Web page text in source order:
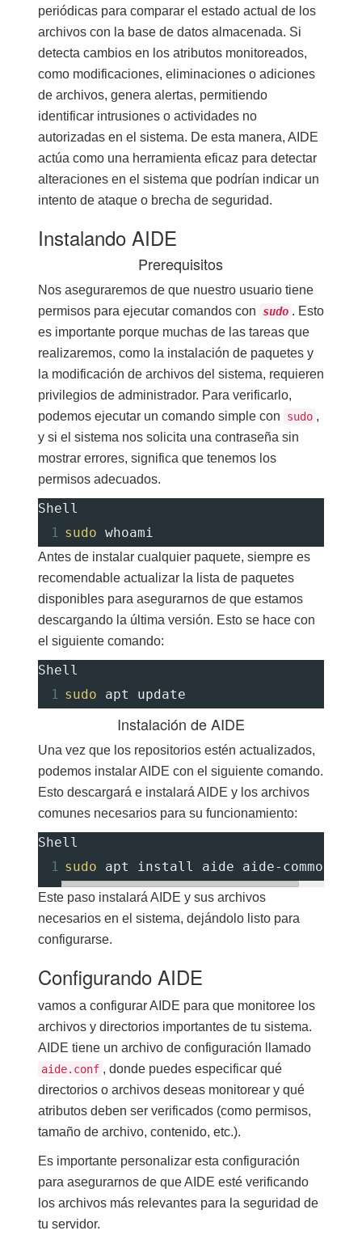
periódicas para comparar el estado actual de los
archivos con la base de datos almacenada. Si
detecta cambios en los atributos monitoreados,
como modificaciones, eliminaciones o adiciones
de archivos, genera alertas, permitiendo
identificar intrusiones o actividades no
autorizadas en el sistema. De esta manera, AIDE
actúa como una herramienta eficaz para detectar
alteraciones en el sistema que podrían indicar un
intento de ataque o brecha de seguridad.
Instalando AIDE
Prerequisitos
Nos aseguraremos de que nuestro usuario tiene
permisos para ejecutar comandos con sudo . Esto
es importante porque muchas de las tareas que
realizaremos, como la instalación de paquetes y
la modificación de archivos del sistema, requieren
privilegios de administrador. Para verificarlo,
podemos ejecutar un comando simple con
sudo ,
y si el sistema nos solicita una contraseña sin
mostrar errores, significa que tenemos los
permisos adecuados.
Shell
1 sudo whoami
Antes de instalar cualquier paquete, siempre es
recomendable actualizar la lista de paquetes
disponibles para asegurarnos de que estamos
descargando la última versión. Esto se hace con
el siguiente comando:
Shell
1 sudo apt update
Instalación de AIDE
Una vez que los repositorios estén actualizados,
podemos instalar AIDE con el siguiente comando.
Esto descargará e instalará AIDE y los archivos
comunes necesarios para su funcionamiento:
Shell
1 sudo apt install aide aide-common
Este paso instalará AIDE y sus archivos
necesarios en el sistema, dejándolo listo para
configurarse.
Configurando AIDE
vamos a configurar AIDE para que monitoree los
archivos y directorios importantes de tu sistema.
AIDE tiene un archivo de configuración llamado
aide.conf , donde puedes especificar qué
directorios o archivos deseas monitorear y qué
atributos deben ser verificados (como permisos,
tamaño de archivo, contenido, etc.).
Es importante personalizar esta configuración
para asegurarnos de que AIDE esté verificando
los archivos más relevantes para la seguridad de
tu servidor.